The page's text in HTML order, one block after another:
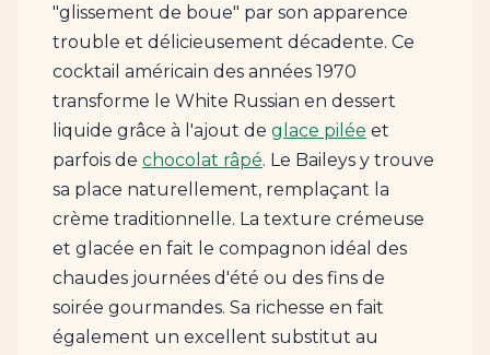
"glissement de boue" par son apparence
trouble et délicieusement décadente. Ce
cocktail américain des années 1970
transforme le White Russian en dessert
liquide grâce à l'ajout de glace pilée et
parfois de chocolat râpé. Le Baileys y trouve
sa place naturellement, remplaçant la
crème traditionnelle. La texture crémeuse
et glacée en fait le compagnon idéal des
chaudes journées d'été ou des fins de
soirée gourmandes. Sa richesse en fait
également un excellent substitut au